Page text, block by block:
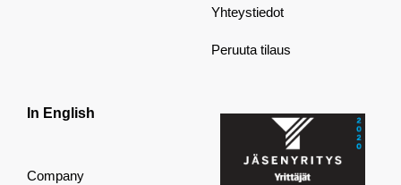
Yhteystiedot
Peruuta tilaus
In English
Company